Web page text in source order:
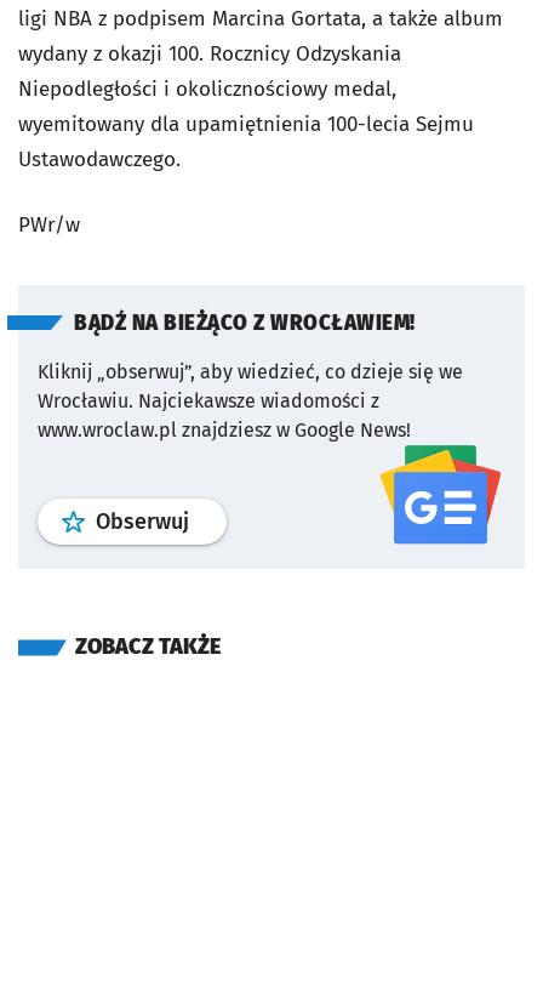
ligi NBA z podpisem Marcina Gortata, a także album
wydany z okazji 100. Rocznicy Odzyskania
Niepodległości i okolicznościowy medal,
wyemitowany dla upamiętnienia 100-lecia Sejmu
Ustawodawczego.
PWr/w
BĄDŹ NA BIEŻĄCO Z WROCŁAWIEM!
Kliknij „obserwuj”, aby wiedzieć, co dzieje się we
Wrocławiu. Najciekawsze wiadomości z
www.wroclaw.pl znajdziesz w Google News!
Obserwuj profil serwisu
ZOBACZ TAKŻE